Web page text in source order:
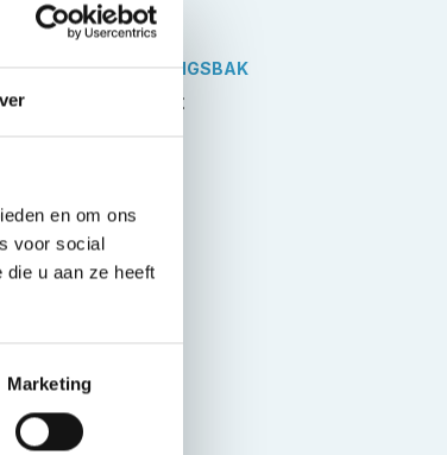
en om ons
voor social
u aan ze heeft
Marketing
VERSNELLINGSBAK
Automaat